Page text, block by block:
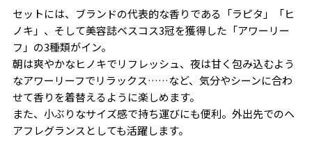
セットには、ブランドの代表的な香りである「ラピタ」「ヒ
ノキ」、そして美容誌ベスコス3冠を獲得した「アワーリー
フ」の3種類がイン。
朝は爽やかなヒノキでリフレッシュ、夜は甘く包み込むよう
なアワーリーフでリラックス……など、気分やシーンに合わ
せて香りを着替えるように楽しめます。
また、小ぶりなサイズ感で持ち運びにも便利。外出先でのヘ
アフレグランスとしても活躍します。